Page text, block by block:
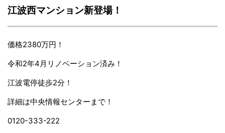
江波西マンション新登場！
価格2380万円！
令和2年4月リノベーション済み！
江波電停徒歩2分！
詳細は中央情報センターまで！
0120-333-222